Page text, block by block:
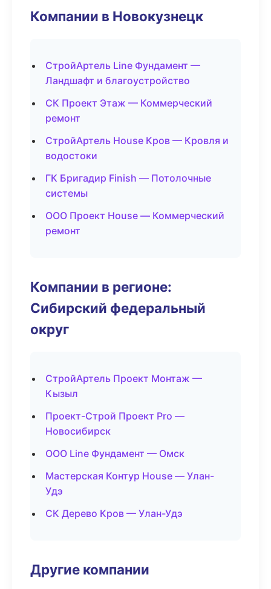
Компании в Новокузнецк
СтройАртель Line Фундамент —
Ландшафт и благоустройство
СК Проект Этаж — Коммерческий
ремонт
СтройАртель House Кров — Кровля и
водостоки
ГК Бригадир Finish — Потолочные
системы
ООО Проект House — Коммерческий
ремонт
Компании в регионе:
Сибирский федеральный
округ
СтройАртель Проект Монтаж —
Кызыл
Проект-Строй Проект Pro —
Новосибирск
ООО Line Фундамент — Омск
Мастерская Контур House — Улан-
Удэ
СК Дерево Кров — Улан-Удэ
Другие компании